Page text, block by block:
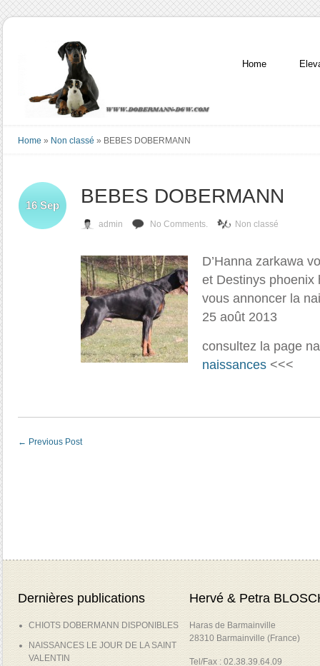
Home
Home » Non classé » BEBES DOBERMANN
BEBES DOBERMANN
16 Sep
admin No Comments. Non classé
D’Hanna zarkawa
et Destinys phoenix
vous annoncer la
25 août 2013
consultez la page
naissances <<<
← Previous Post
Dernières publications
CHIOTS DOBERMANN DISPONIBLES
NAISSANCES LE JOUR DE LA SAINT
VALENTIN
Hervé & Petra
Haras de Barmainville
28310 Barmainville (France)
Tel/Fax : 02.38.39.64.09